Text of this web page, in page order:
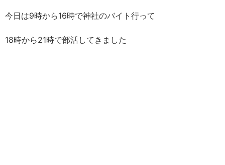
今日は9時から16時で神社のバイト行って
18時から21時で部活してきました